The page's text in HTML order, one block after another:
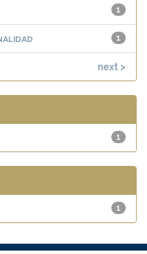
1
1
next >
1
1